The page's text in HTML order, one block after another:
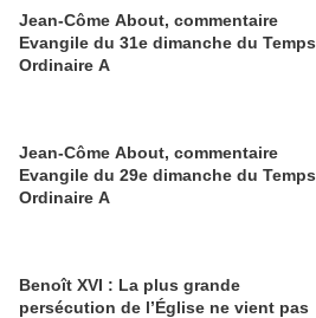
Jean-Côme About, commentaire
Evangile du 31e dimanche du Temps
Ordinaire A
Jean-Côme About, commentaire
Evangile du 29e dimanche du Temps
Ordinaire A
Benoît XVI : La plus grande
persécution de l’Église ne vient pas